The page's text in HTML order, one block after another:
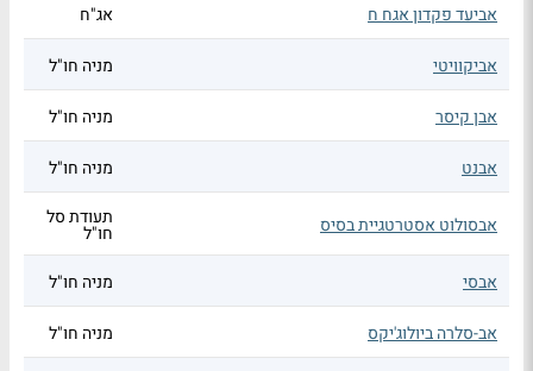
אביעד פקדון אגח ח אג"ח
אביקוויטי מניה חו"ל
אבן קיסר מניה חו"ל
אבנט מניה חו"ל
אבסולוט אסטרטגיית בסיס תעודת סל
חו"ל
אבסי
מניה חו"ל
אב-סלרה ביולוג'יקס מניה חו"ל